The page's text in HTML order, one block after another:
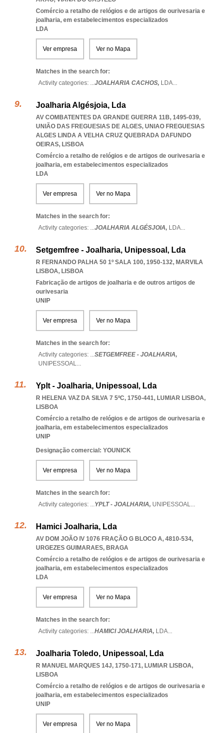
Comércio a retalho de relógios e de artigos de ourivesaria e
joalharia, em estabelecimentos especializados
LDA
Ver empresa Ver no Mapa
Matches in the search for:
Activity categories: ...JOALHARIA CACHOS, LDA...
Joalharia Algésjoia, Lda
AV COMBATENTES DA GRANDE GUERRA 11B, 1495-039,
UNIÃO DAS FREGUESIAS DE ALGES, UNIAO FREGUESIAS
ALGES LINDA A VELHA CRUZ QUEBRADA DAFUNDO
OEIRAS, LISBOA
Comércio a retalho de relógios e de artigos de ourivesaria e
joalharia, em estabelecimentos especializados
LDA
Ver empresa Ver no Mapa
Matches in the search for:
Activity categories: ...JOALHARIA ALGÉSJOIA, LDA...
Setgemfree - Joalharia, Unipessoal, Lda
R FERNANDO PALHA 50 1º SALA 100, 1950-132, MARVILA
LISBOA, LISBOA
Fabricação de artigos de joalharia e de outros artigos de
ourivesaria
UNIP
Ver empresa Ver no Mapa
Matches in the search for:
Activity categories: ...SETGEMFREE - JOALHARIA,
UNIPESSOAL...
Yplt - Joalharia, Unipessoal, Lda
R HELENA VAZ DA SILVA 7 5ºC, 1750-441, LUMIAR LISBOA,
LISBOA
Comércio a retalho de relógios e de artigos de ourivesaria e
joalharia, em estabelecimentos especializados
UNIP
Designação comercial: YOUNICK
Ver empresa Ver no Mapa
Matches in the search for:
Activity categories: ...YPLT - JOALHARIA, UNIPESSOAL...
Hamici Joalharia, Lda
AV DOM JOÃO IV 1076 FRAÇÃO G BLOCO A, 4810-534,
URGEZES GUIMARAES, BRAGA
Comércio a retalho de relógios e de artigos de ourivesaria e
joalharia, em estabelecimentos especializados
LDA
Ver empresa Ver no Mapa
Matches in the search for:
Activity categories: ...HAMICI JOALHARIA, LDA...
Joalharia Toledo, Unipessoal, Lda
R MANUEL MARQUES 14J, 1750-171, LUMIAR LISBOA,
LISBOA
Comércio a retalho de relógios e de artigos de ourivesaria e
joalharia, em estabelecimentos especializados
UNIP
Ver empresa Ver no Mapa